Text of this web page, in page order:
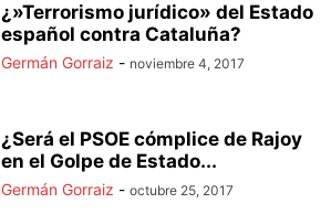
¿»Terrorismo jurídico» del Estado
español contra Cataluña?
Germán Gorraiz - noviembre 4, 2017
¿Será el PSOE cómplice de Rajoy
en el Golpe de Estado...
Germán Gorraiz - octubre 25, 2017